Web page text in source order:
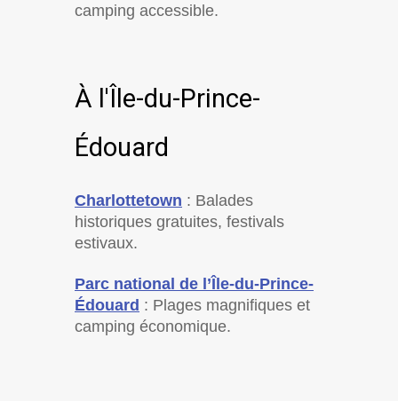
camping accessible.
À l'Île-du-Prince-
Édouard
Charlottetown : Balades
historiques gratuites, festivals
estivaux.
Parc national de l’Île-du-Prince-
Édouard : Plages magnifiques et
camping économique.